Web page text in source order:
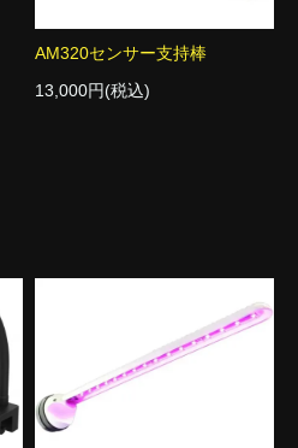
AM320センサー支持棒
13,000円(税込)